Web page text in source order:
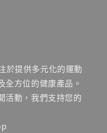
於提供多元化的運動
全方位的健康產品。
活動，我們支持您的